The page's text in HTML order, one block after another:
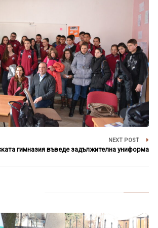
NEXT POST
гимназия въведе задължителна униформа